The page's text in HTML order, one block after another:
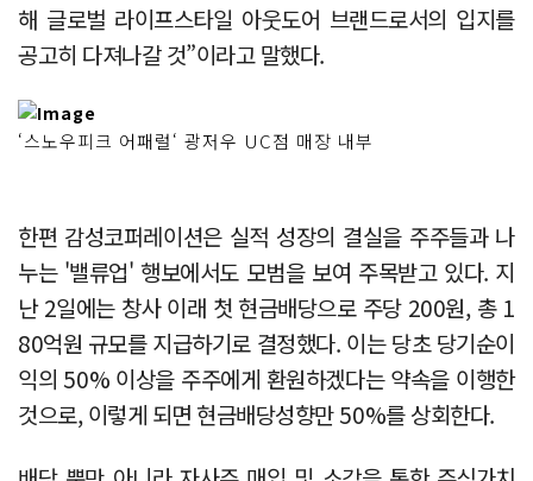
해 글로벌 라이프스타일 아웃도어 브랜드로서의 입지를
공고히 다져나갈 것”이라고 말했다.
‘스노우피크 어패럴‘ 광저우 UC점 매장 내부
한편 감성코퍼레이션은 실적 성장의 결실을 주주들과 나
누는 '밸류업' 행보에서도 모범을 보여 주목받고 있다. 지
난 2일에는 창사 이래 첫 현금배당으로 주당 200원, 총 1
80억원 규모를 지급하기로 결정했다. 이는 당초 당기순이
익의 50% 이상을 주주에게 환원하겠다는 약속을 이행한
것으로, 이렇게 되면 현금배당성향만 50%를 상회한다.